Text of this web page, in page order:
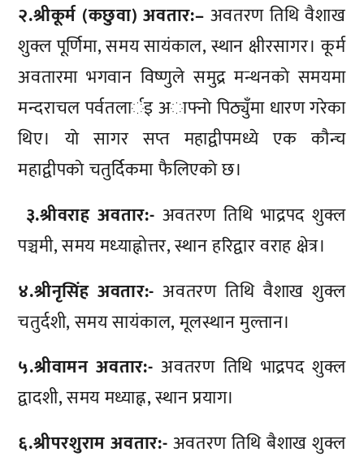
२.श्रीकूर्म (कछुवा) अवतार:– अवतरण तिथि वैशाख
शुक्ल पूर्णिमा, समय सायंकाल, स्थान क्षीरसागर। कूर्म
अवतारमा भगवान विष्णुले समुद्र मन्थनकाे समयमा
मन्दराचल पर्वतलार्इ अाफ्नाे पिठ्युँमा धारण गरेका
थिए। याे सागर सप्त महाद्वीपमध्ये एक कौन्च
महाद्वीपकाे चतुर्दिकमा फैलिएकाे छ।
३.श्रीवराह अवतार:- अवतरण तिथि भाद्रपद शुक्ल
पञ्चमी, समय मध्‍याह्नोत्तर, स्थान हरिद्वार वराह क्षेत्र।
४.श्रीनृसिंह अवतार:- अवतरण तिथि वैशाख शुक्ल
चतुर्दशी, समय सायंकाल, मूलस्थान मुल्तान।
५.श्रीवामन अवतार:- अवतरण तिथि भाद्रपद शुक्ल
द्वादशी, समय मध्याह्न, स्थान प्रयाग।
६.श्रीपरशुराम अवतार:-अवतरण ‍तिथि बैशाख शुक्ल